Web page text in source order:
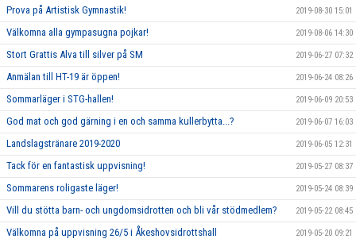
Prova på Artistisk Gymnastik! 2019-08-30 15:01
Välkomna alla gympasugna pojkar! 2019-08-06 14:30
Stort Grattis Alva till silver på SM 2019-06-27 07:32
Anmälan till HT-19 är öppen! 2019-06-24 08:26
Sommarläger i STG-hallen! 2019-06-09 20:53
God mat och god gärning i en och samma kullerbytta...? 2019-06-07 16:03
Landslagstränare 2019-2020 2019-06-05 12:31
Tack för en fantastisk uppvisning! 2019-05-27 08:37
Sommarens roligaste läger! 2019-05-24 08:39
Vill du stötta barn- och ungdomsidrotten och bli vår stödmedlem? 2019-05-22 08:45
Välkomna på uppvisning 26/5 i Åkeshovsidrottshall 2019-05-20 09:21